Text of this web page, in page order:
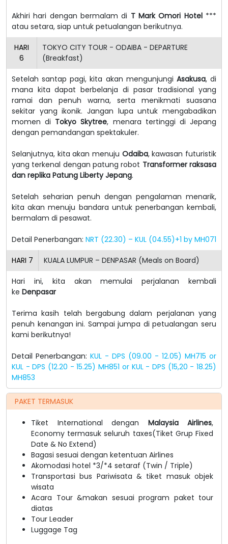
Akhiri hari dengan bermalam di T Mark Omori Hotel ***
atau setara, siap untuk petualangan berikutnya.
HARI
6
TOKYO CITY TOUR - ODAIBA - DEPARTURE
(Breakfast)
Setelah santap pagi, kita akan mengunjungi Asakusa, di
mana kita dapat berbelanja di pasar tradisional yang
ramai dan penuh warna, serta menikmati suasana
sekitar yang ikonik. Jangan lupa untuk mengabadikan
momen di Tokyo Skytree, menara tertinggi di Jepang
dengan pemandangan spektakuler.
Selanjutnya, kita akan menuju Odaiba, kawasan futuristik
yang terkenal dengan patung robot Transformer raksasa
dan replika Patung Liberty Jepang.
Setelah seharian penuh dengan pengalaman menarik,
kita akan menuju bandara untuk penerbangan kembali,
bermalam di pesawat.
Detail Penerbangan: NRT (22.30) – KUL (04.55)+1 by MH071
HARI 7 KUALA LUMPUR – DENPASAR (Meals on Board)
Hari ini, kita akan memulai perjalanan kembali
ke Denpasar
Terima kasih telah bergabung dalam perjalanan yang
penuh kenangan ini. Sampai jumpa di petualangan seru
kami berikutnya!
Detail Penerbangan: KUL - DPS (09.00 - 12.05) MH715 or
KUL - DPS (12.20 - 15.25) MH851 or KUL - DPS (15,20 - 18.25)
MH853
PAKET TERMASUK
Tiket International dengan Malaysia Airlines,
Economy termasuk seluruh taxes(Tiket Grup Fixed
Date & No Extend)
Bagasi sesuai dengan ketentuan Airlines
Akomodasi hotel *3/*4 setaraf (Twin / Triple)
Transportasi bus Pariwisata & tiket masuk objek
wisata
Acara Tour &makan sesuai program paket tour
diatas
Tour Leader
Luggage Tag